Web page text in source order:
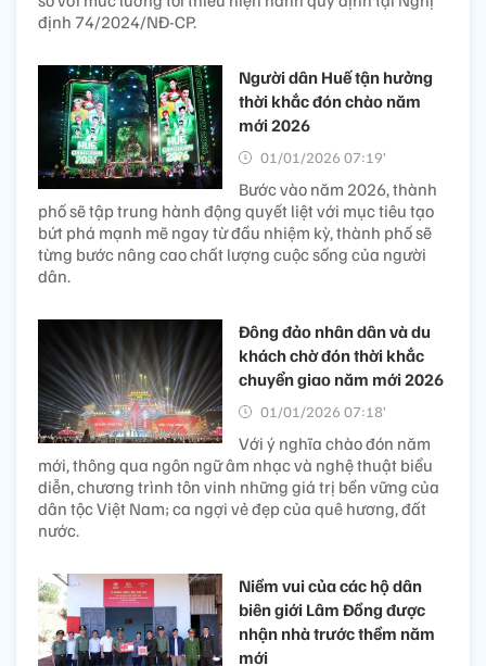
định 74/2024/NĐ-CP.
Người dân Huế tận hưởng
thời khắc đón chào năm
mới 2026
01/01/2026 07:19’
Bước vào năm 2026, thành
phố sẽ tập trung hành động quyết liệt với mục tiêu tạo
bứt phá mạnh mẽ ngay từ đầu nhiệm kỳ, thành phố sẽ
từng bước nâng cao chất lượng cuộc sống của người
dân.
Đông đảo nhân dân và du
khách chờ đón thời khắc
chuyển giao năm mới 2026
01/01/2026 07:18’
Với ý nghĩa chào đón năm
mới, thông qua ngôn ngữ âm nhạc và nghệ thuật biểu
diễn, chương trình tôn vinh những giá trị bền vững của
dân tộc Việt Nam; ca ngợi vẻ đẹp của quê hương, đất
nước.
Niềm vui của các hộ dân
biên giới Lâm Đồng được
nhận nhà trước thềm năm
mới